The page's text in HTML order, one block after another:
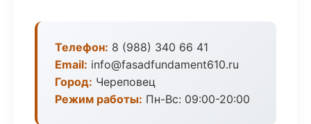
Телефон: 8 (988) 340 66 41
Email: info@fasadfundament610.ru
Город: Череповец
Режим работы: Пн-Вс: 09:00-20:00